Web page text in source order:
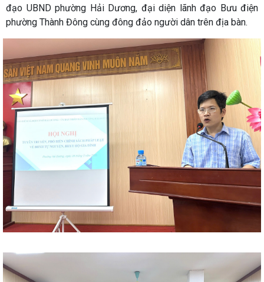
đạo UBND phường Hải Dương, đại diện lãnh đạo Bưu điện
phường Thành Đông cùng đông đảo người dân trên địa bàn.